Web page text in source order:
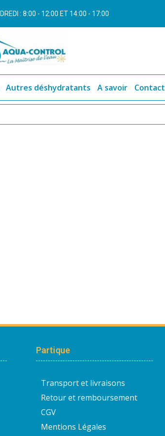
: 8:00 - 12:00 ET 14:00 - 17:00
Autres déshydratants A savoir Contact
Partique
Transport et livraisons
Retour et remboursement
CGV
Mentions Légales